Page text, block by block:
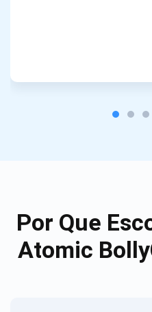
Por Que
Atomic